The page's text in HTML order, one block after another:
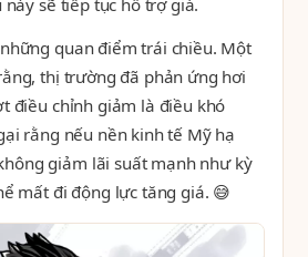
sẽ tiếp tục hỗ trợ giá.
quan điểm trái chiều. Một
thị trường đã phản ứng hơi
điều chỉnh giảm là điều khó
rằng nếu nền kinh tế Mỹ hạ
giảm lãi suất mạnh như kỳ
mất đi động lực tăng giá. 😅